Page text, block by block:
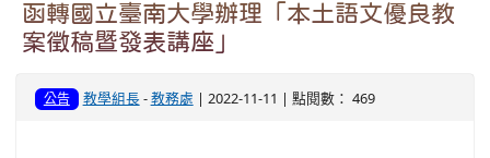
函轉國立臺南大學辦理「本土語文優良教
案徵稿暨發表講座」
公告 教學組長-教務處 | 2022-11-11 | 點閱數： 469